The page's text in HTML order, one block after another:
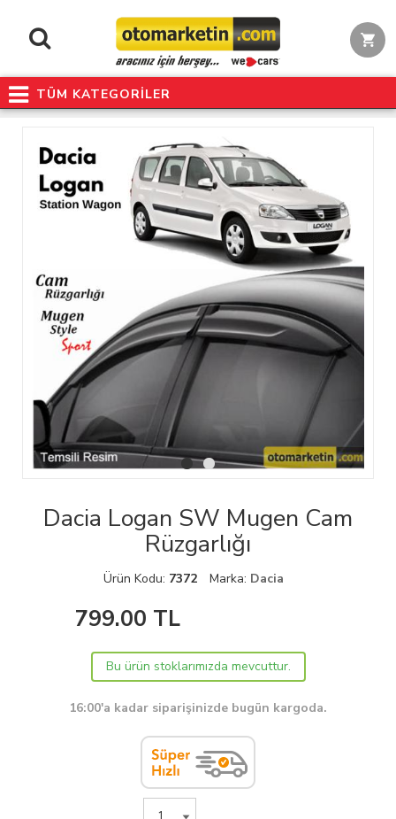
TÜM KATEGORİLER
Dacia Logan SW Mugen Cam
Rüzgarlığı
Ürün Kodu: 7372 Marka: Dacia
799.00 TL
Bu ürün stoklarımızda mevcuttur.
16:00'a kadar siparişinizde bugün kargoda.